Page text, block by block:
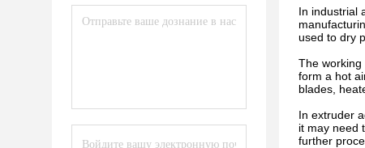
In industrial
used to dry
The
form a hot
blades,
In extruder
it may need
further